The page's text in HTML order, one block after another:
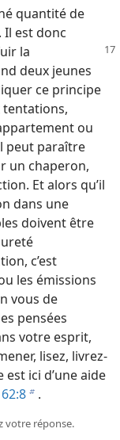
quantité de
Il est donc
la
deux jeunes
ce principe
tentations,
ou
peut paraître
un chaperon,
Et alors qu’il
dans une
doivent être
c’est
les émissions
vous de
pensées
votre esprit,
lisez, livrez-​
ici d’une aide
b .
votre réponse.